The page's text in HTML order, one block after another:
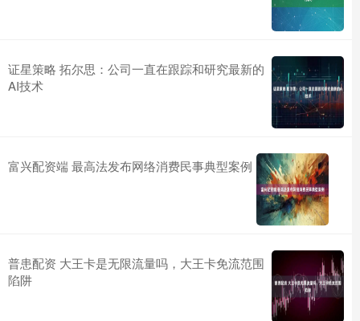
证星策略 拓尔思：公司一直在跟踪和研究最新的
AI技术
富兴配资端 最高法发布网络消费民事典型案例
普患配资 大王卡是无限流量吗，大王卡免流范围
陷阱